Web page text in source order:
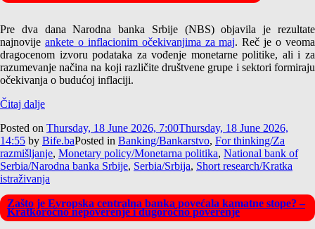
Pre dva dana Narodna banka Srbije (NBS) objavila je rezultate
najnovije ankete o inflacionim očekivanjima za maj. Reč je o veoma
dragocenom izvoru podataka za vođenje monetarne politike, ali i za
razumevanje načina na koji različite društvene grupe i sektori formiraju
očekivanja o budućoj inflaciji.
Čitaj dalje
Posted on Thursday, 18 June 2026, 7:00Thursday, 18 June 2026,
14:55 by Bife.baPosted in Banking/Bankarstvo, For thinking/Za
razmišljanje, Monetary policy/Monetarna politika, National bank of
Serbia/Narodna banka Srbije, Serbia/Srbija, Short research/Kratka
istraživanja
Zašto je Evropska centralna banka povećala kamatne stope? –
Kratkoročno nepoverenje i dugoročno poverenje